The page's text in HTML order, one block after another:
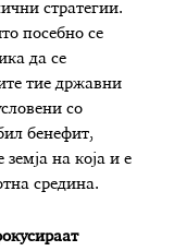
стратегии.
посебно се
да се
тие државни
со
бенефит,
на која и е
средина.